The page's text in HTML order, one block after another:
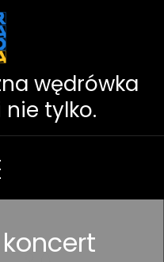
wędrówka
tylko.
koncert